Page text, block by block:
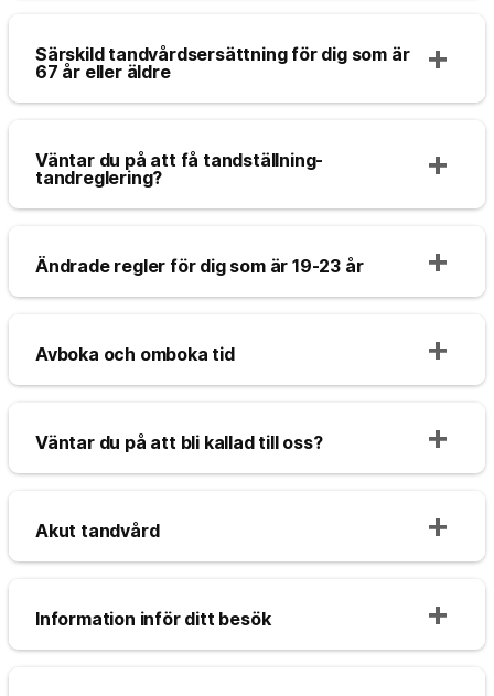
Särskild tandvårdsersättning för dig som är
67 år eller äldre
Väntar du på att få tandställning-
tandreglering?
Ändrade regler för dig som är 19-23 år
Avboka och omboka tid
Väntar du på att bli kallad till oss?
Akut tandvård
Information inför ditt besök